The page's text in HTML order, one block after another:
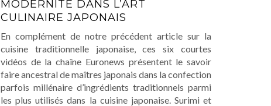
MODERNITÉ DANS L’ART
CULINAIRE JAPONAIS
En complément de notre précédent article sur la
cuisine traditionnelle japonaise, ces six courtes
vidéos de la chaîne Euronews présentent le savoir
faire ancestral de maîtres japonais dans la confection
parfois millénaire d’ingrédients traditionnels parmi
les plus utilisés dans la cuisine japonaise. Surimi et